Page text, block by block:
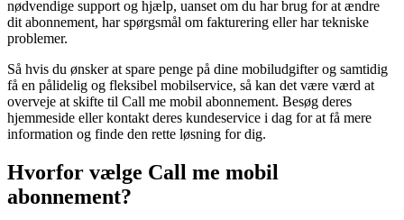
nødvendige support og hjælp, uanset om du har brug for at ændre
dit abonnement, har spørgsmål om fakturering eller har tekniske
problemer.
Så hvis du ønsker at spare penge på dine mobiludgifter og samtidig
få en pålidelig og fleksibel mobilservice, så kan det være værd at
overveje at skifte til Call me mobil abonnement. Besøg deres
hjemmeside eller kontakt deres kundeservice i dag for at få mere
information og finde den rette løsning for dig.
Hvorfor vælge Call me mobil
abonnement?